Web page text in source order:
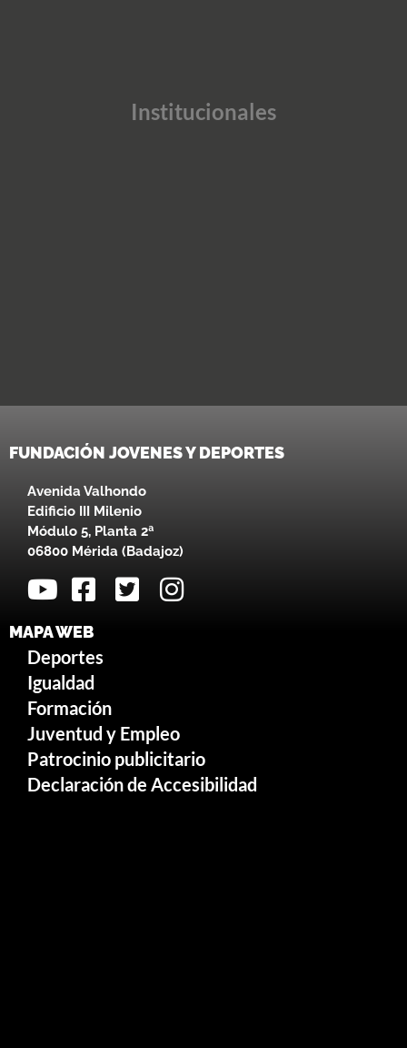
Institucionales
FUNDACIÓN JOVENES Y DEPORTES
Avenida Valhondo
Edificio III Milenio
Módulo 5, Planta 2ª
06800 Mérida (Badajoz)
MAPA WEB
Deportes
Igualdad
Formación
Juventud y Empleo
Patrocinio publicitario
Declaración de Accesibilidad